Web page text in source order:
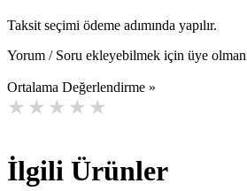
Taksit seçimi ödeme adımında yapılır.
Yorum / Soru ekleyebilmek için üye
Ortalama Değerlendirme »
İlgili Ürünler